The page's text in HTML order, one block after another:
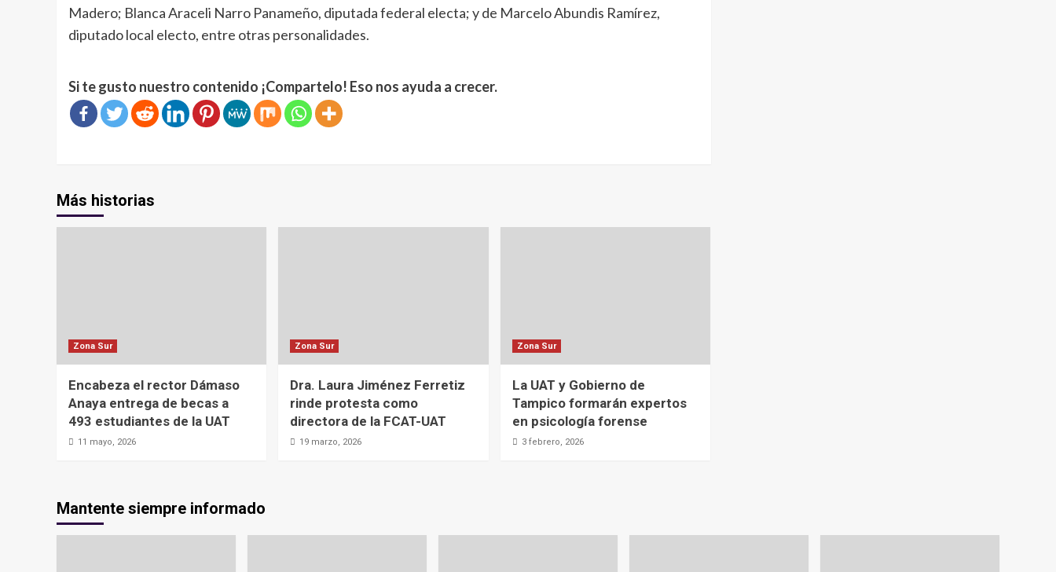
Madero; Blanca Araceli Narro Panameño, diputada federal electa; y de Marcelo Abundis Ramírez,
diputado local electo, entre otras personalidades.
Si te gusto nuestro contenido ¡Compartelo! Eso nos ayuda a crecer.
Más historias
Zona Sur
Encabeza el rector Dámaso
Anaya entrega de becas a
493 estudiantes de la UAT
11 mayo, 2026
Zona Sur
Dra. Laura Jiménez Ferretiz
rinde protesta como
directora de la FCAT-UAT
19 marzo, 2026
Zona Sur
La UAT y Gobierno de
Tampico formarán expertos
en psicología forense
3 febrero, 2026
Mantente siempre informado